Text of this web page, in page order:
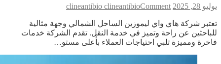
28, 2025
clineantibio clineantibioComment
on
الساحل
الشمالي
(
شركة هاي واي ليموزين الساحل الشمالي وجهة مثالية
عن راحة وتميز في خدمة النقل. تقدم الشركة خدمات
ومميزة تلبي احتياجات العملاء بأعلى مستو…